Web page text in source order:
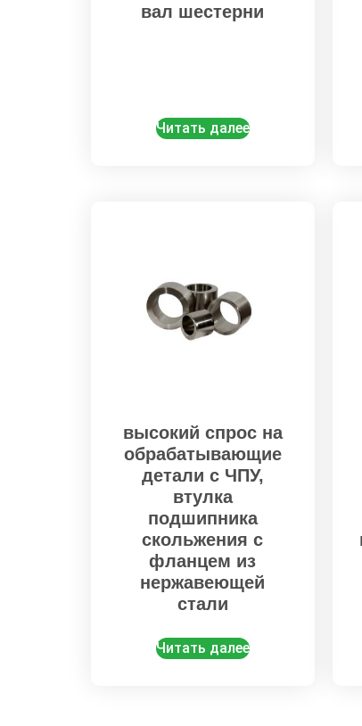
вал шестерни
Читать далее
высокий спрос на
обрабатывающие
детали с ЧПУ,
втулка
подшипника
скольжения с
фланцем из
нержавеющей
стали
Читать далее